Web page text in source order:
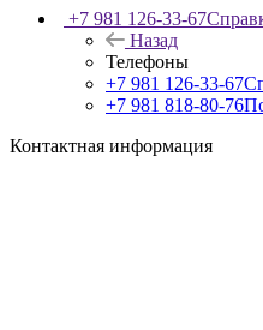
+7 981 126-33-67
Назад
Телефоны
+7 981 126-33-67
+7 981 818-80-76
Контактная информация